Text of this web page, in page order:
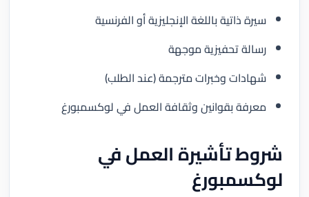
سيرة ذاتية باللغة الإنجليزية أو الفرنسية
رسالة تحفيزية موجهة
شهادات وخبرات مترجمة (عند الطلب)
معرفة بقوانين وثقافة العمل في لوكسمبورغ
شروط تأشيرة العمل في
لوكسمبورغ